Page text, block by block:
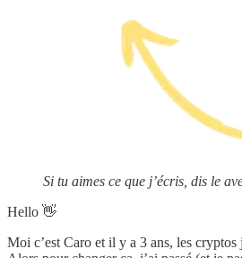
Si tu aimes ce que j’écris, dis le
Hello 👋
Moi c’est Caro et il y a 3 ans, les cryptos